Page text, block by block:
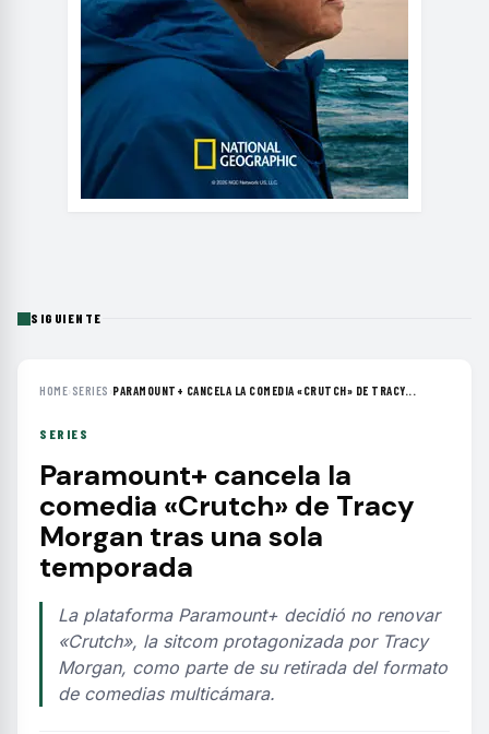
SIGUIENTE
HOME› SERIES ›PARAMOUNT+ CANCELA LA COMEDIA «CRUTCH» DE TRACY...
SERIES
Paramount+ cancela la
comedia «Crutch» de Tracy
Morgan tras una sola
temporada
La plataforma Paramount+ decidió no renovar
«Crutch», la sitcom protagonizada por Tracy
Morgan, como parte de su retirada del formato
de comedias multicámara.